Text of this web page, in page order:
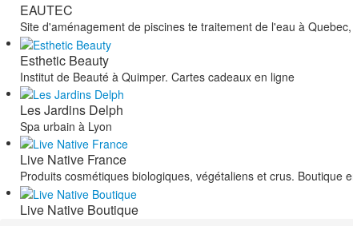
EAUTEC
Site d'aménagement de piscines te traitement de l'eau à
Esthetic Beauty
Institut de Beauté à Quimper. Cartes cadeaux en ligne
Les Jardins Delph
Spa urbain à Lyon
Live Native France
Produits cosmétiques biologiques, végétaliens et crus. Boutique
Live Native Boutique